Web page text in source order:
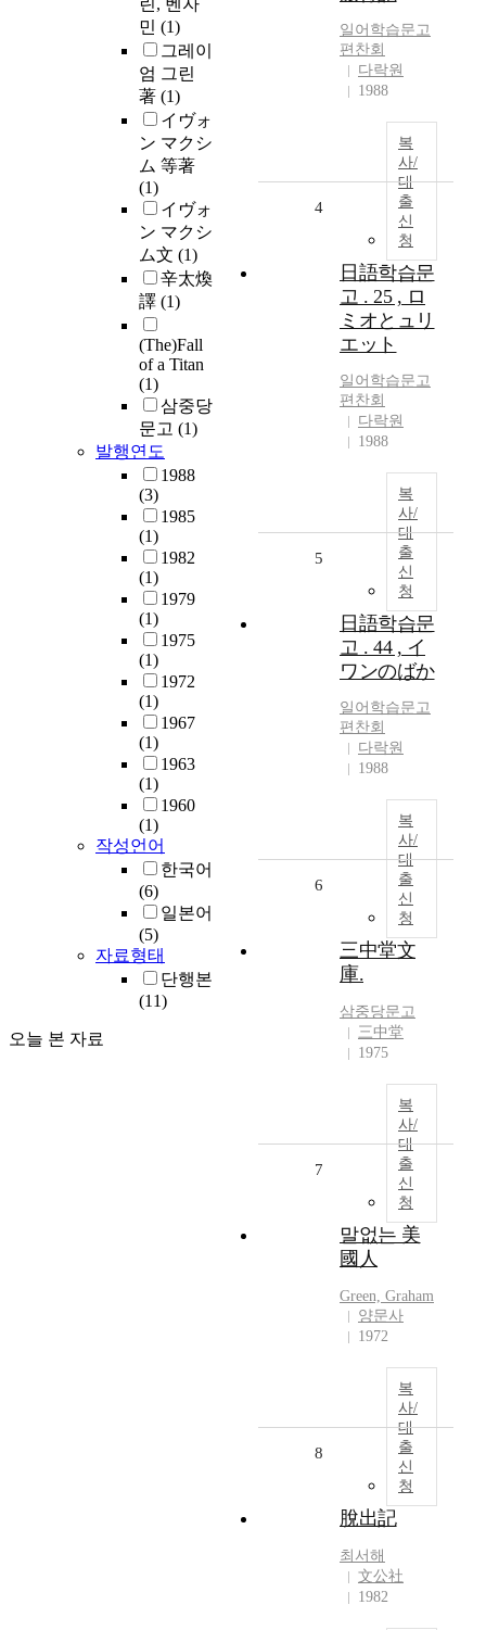
린, 벤자
민 (1)
그레이
엄 그린
著 (1)
イヴォ
ン マクシ
ム 等著
(1)
イヴォ
ン マクシ
ム文 (1)
辛太煥
譯 (1)
(The)Fall
of a Titan
(1)
삼중당
문고 (1)
발행연도
1988
(3)
1985
(1)
1982
(1)
1979
(1)
1975
(1)
1972
(1)
1967
(1)
1963
(1)
1960
(1)
작성언어
한국어
(6)
일본어
(5)
자료형태
단행본
(11)
오늘 본 자료
일어학습문고
편찬회
다락원
1988
복
사/
대
출
신
청
4
日語학습문
고 . 25 , ロ
ミオとュリ
エット
일어학습문고
편찬회
다락원
1988
복
사/
대
출
신
청
5
日語학습문
고 . 44 , イ
ワンのばか
일어학습문고
편찬회
다락원
1988
복
사/
대
출
신
청
6
三中堂文
庫.
삼중당문고
三中堂
1975
복
사/
대
출
신
청
7
말없는 美
國人
Green, Graham
양문사
1972
복
사/
대
출
신
청
8
脫出記
최서해
文公社
1982